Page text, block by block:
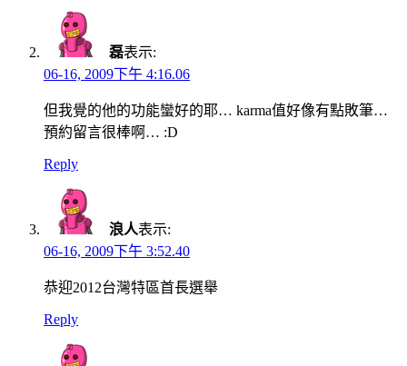
磊表示:
06-16, 2009下午 4:16.06
但我覺的他的功能蠻好的耶… karma值好像有點敗筆…
預約留言很棒啊… :D
Reply
浪人表示:
06-16, 2009下午 3:52.40
恭迎2012台灣特區首長選舉
Reply